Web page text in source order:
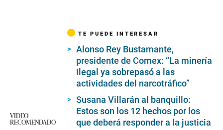
VIDEO
RECOMENDADO
TE PUEDE INTERESAR
Alonso Rey Bustamante,
presidente de Comex: “La minería
ilegal ya sobrepasó a las
actividades del narcotráfico”
Susana Villarán al banquillo:
Estos son los 12 hechos por los
que deberá responder a la justicia